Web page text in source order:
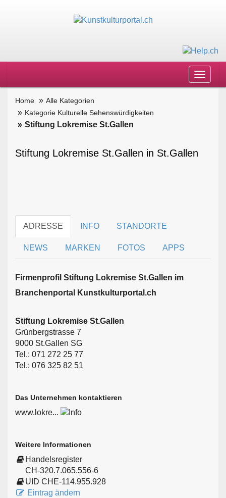
Toggle
Home
Alle Kategorien
Kategorie Kulturelle Sehenswürdigkeiten
Stiftung Lokremise St.Gallen
Stiftung Lokremise St.Gallen in St.Gallen
ADRESSE INFO STANDORTE
NEWS MARKEN FOTOS APPS
Firmen­profil Stiftung Lokremise St.Gallen im
Branchen­portal Kunstkulturportal.ch
Stiftung Lokremise St.Gallen
Grünbergstrasse 7
9000 St.Gallen SG
Tel.: 071 272 25 77
Tel.: 076 325 82 51
Das Unternehmen kontaktieren
www.lokre...
Weitere Informationen
Handelsregister
CH-320.7.065.556-6
UID CHE-114.955.928
Eintrag ändern